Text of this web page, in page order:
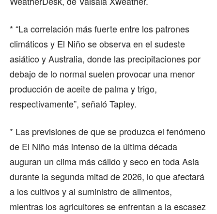
* “La correlación más fuerte entre los patrones
climáticos y El Niño se observa en el sudeste
asiático y Australia, donde las precipitaciones por
debajo de lo normal suelen provocar una menor
producción de aceite de palma y trigo,
respectivamente”, señaló Tapley.
* Las previsiones de que se produzca el fenómeno
de El Niño más intenso de la última década
auguran un clima más cálido y seco en toda Asia
durante la segunda mitad de 2026, lo que afectará
a los cultivos y al suministro de alimentos,
mientras los agricultores se enfrentan a la escasez